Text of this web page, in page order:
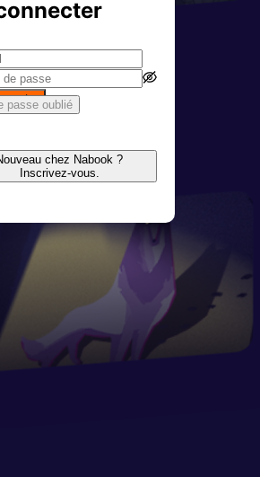
passe oublié
chez Nabook ?
Inscrivez-vous.